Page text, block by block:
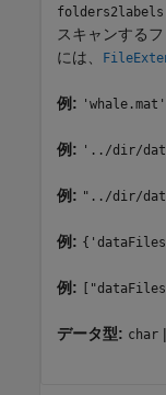
folders2labels
スキャンする
には、
例: 'whale.mat'
例: '../dir/
例: "../dir/
例:
例:
データ型: char |